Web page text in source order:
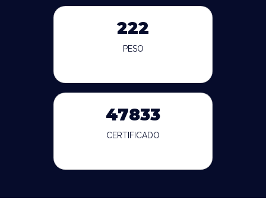
222
PESO
47833
CERTIFICADO